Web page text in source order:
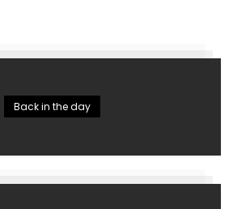
Back in the day